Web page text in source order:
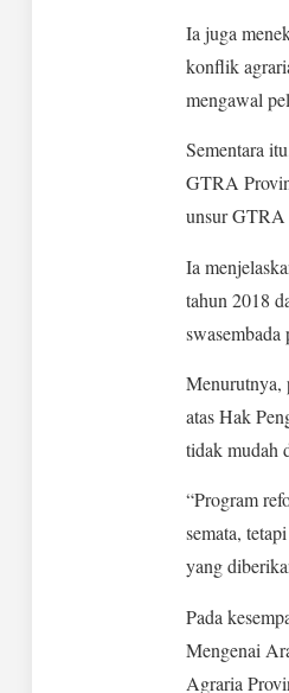
Ia juga
konflik
mengawal
Sementara
GTRA
unsur GTRA
Ia
tahun 2018
swasembada
Menurutnya,
atas Hak
tidak mudah
“Program
semata,
yang
Pada
Mengenai
Agraria